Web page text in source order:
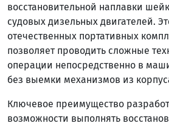
восстановительной наплавки
судовых дизельных двигателей.
отечественных портативных
позволяет проводить сложные
операции непосредственно в
без выемки механизмов из
Ключевое преимущество
возможности выполнять